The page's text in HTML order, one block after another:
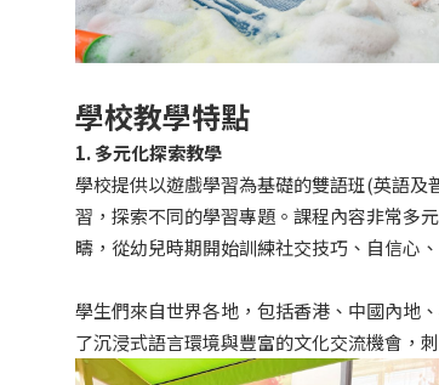
學校教學特點
1. 多元化探索教學
學校提供以遊戲學習為基礎的雙語班(英語
習，探索不同的學習專題。課程內容非常多
疇，從幼兒時期開始訓練社交技巧、自信心
學生們來自世界各地，包括香港、中國內地
了沉浸式語言環境與豐富的文化交流機會，